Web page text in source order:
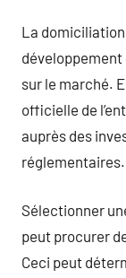
La domiciliation
sur le marché.
officielle de
auprès des
réglementaires.
Sélectionner
peut procurer
Ceci peut